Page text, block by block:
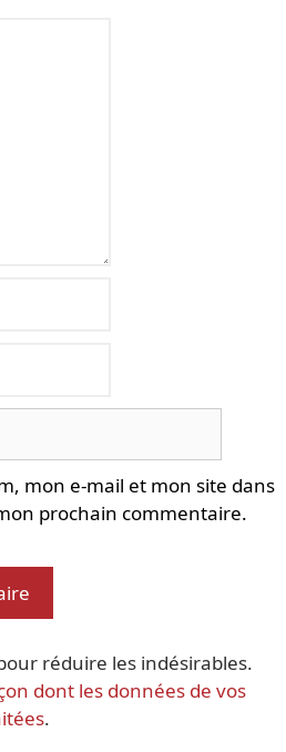
mon e-mail et mon site dans
prochain commentaire.
réduire les indésirables.
dont les données de vos
.